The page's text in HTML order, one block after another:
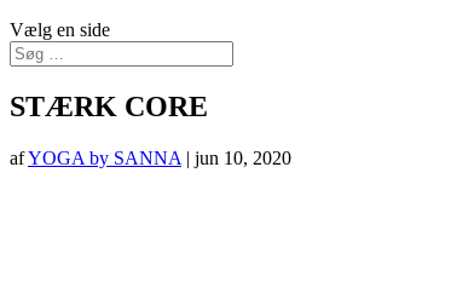
Vælg en side
STÆRK CORE
afYOGA by SANNA | jun 10, 2020